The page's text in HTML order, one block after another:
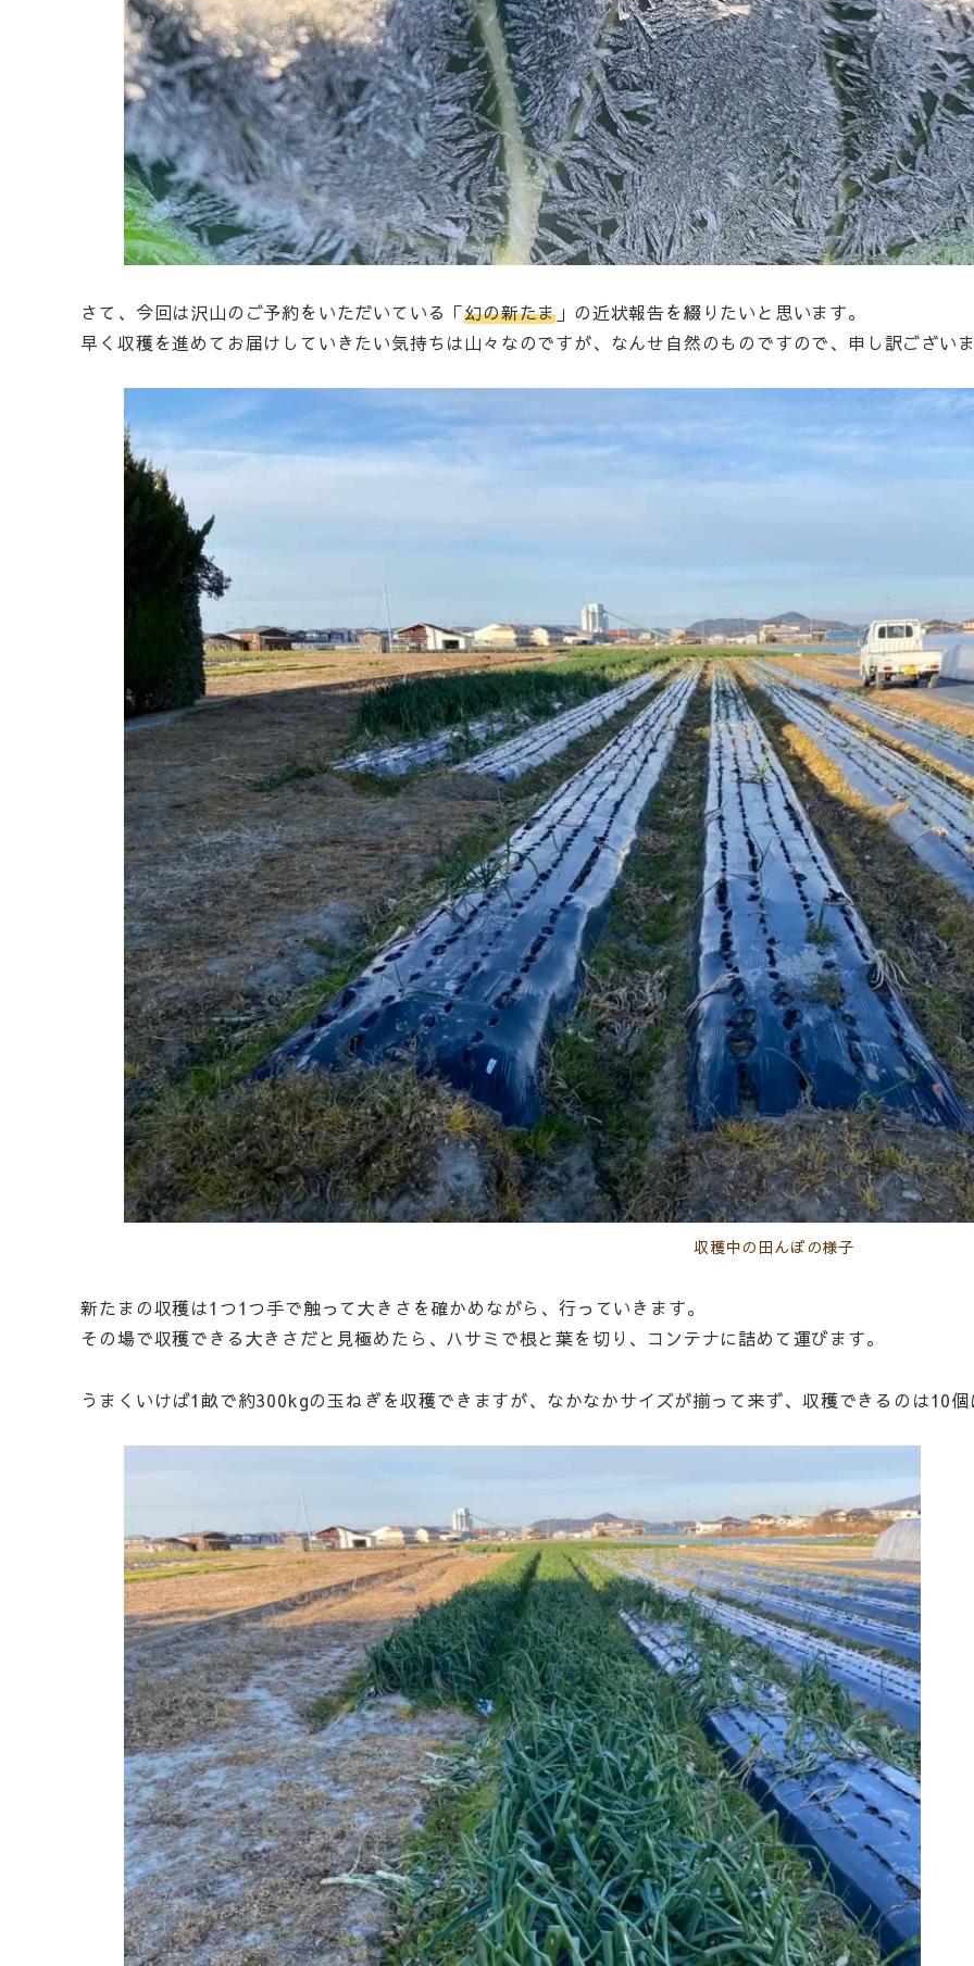
さて、今回は沢山のご予約をいただいている「幻の新たま 」の近状報告を綴りたいと思います。
早く収穫を進めてお届けしていきたい気持ちは山々なのですが、なんせ自然のものですので、申し訳ござい
収穫中の田んぼの様子
新たまの収穫は1つ1つ手で触って大きさを確かめながら、行っていきます。
その場で収穫できる大きさだと見極めたら、ハサミで根と葉を切り、コンテナに詰めて運びます。
うまくいけば1畝で約300kgの玉ねぎを収穫できますが、なかなかサイズが揃って来ず、収穫できるのは10